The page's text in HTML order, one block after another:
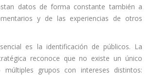
datos de forma constante también a
y de las experiencias de otros
es la identificación de públicos. La
reconoce que no existe un único
múltiples grupos con intereses distintos: